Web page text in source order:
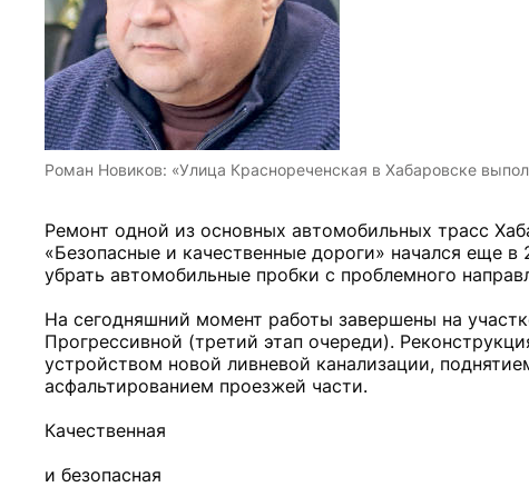
Роман Новиков: «Улица Краснореченская в Хабаровске
Ремонт одной из основных автомобильных трасс
«Безопасные и качественные дороги» начался еще
убрать автомобильные пробки с проблемного
На сегодняшний момент работы завершены на
Прогрессивной (третий этап очереди).
устройством новой ливневой канализации,
асфальтированием проезжей части.
Качественная
и безопасная